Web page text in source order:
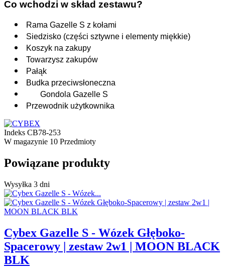
Co wchodzi w skład zestawu?
Rama Gazelle S z kołami
Siedzisko (części sztywne i elementy miękkie)
Koszyk na zakupy
Towarzysz zakupów
Pałąk
Budka przeciwsłoneczna
Gondola Gazelle S
Przewodnik użytkownika
Indeks CB78-253
W magazynie 10 Przedmioty
Powiązane produkty
Wysyłka 3 dni
Cybex Gazelle S - Wózek Głęboko-
Spacerowy | zestaw 2w1 | MOON BLACK
BLK